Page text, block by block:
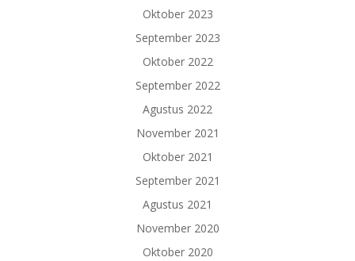
Oktober 2023
September 2023
Oktober 2022
September 2022
Agustus 2022
November 2021
Oktober 2021
September 2021
Agustus 2021
November 2020
Oktober 2020